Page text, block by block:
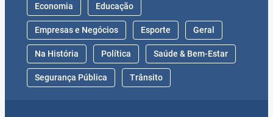
Economia Educação
Empresas e Negócios Esporte Geral
Na História Política Saúde & Bem-Estar
Segurança Pública Trânsito